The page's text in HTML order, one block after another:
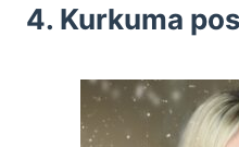
4. Kurkuma